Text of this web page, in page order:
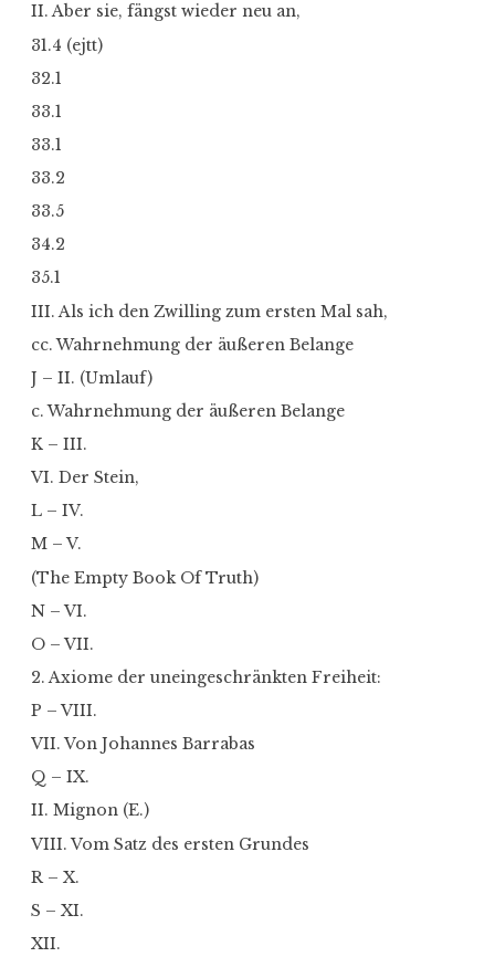
II. Aber sie, fängst wieder neu an,
31.4 (ejtt)
32.1
33.1
33.1
33.2
33.5
34.2
35.1
III. Als ich den Zwilling zum ersten Mal sah,
cc. Wahrnehmung der äußeren Belange
J – II. (Umlauf)
c. Wahrnehmung der äußeren Belange
K – III.
VI. Der Stein,
L – IV.
M – V.
(The Empty Book Of Truth)
N – VI.
O – VII.
2. Axiome der uneingeschränkten Freiheit:
P – VIII.
VII. Von Johannes Barrabas
Q – IX.
II. Mignon (E.)
VIII. Vom Satz des ersten Grundes
R – X.
S – XI.
XII.